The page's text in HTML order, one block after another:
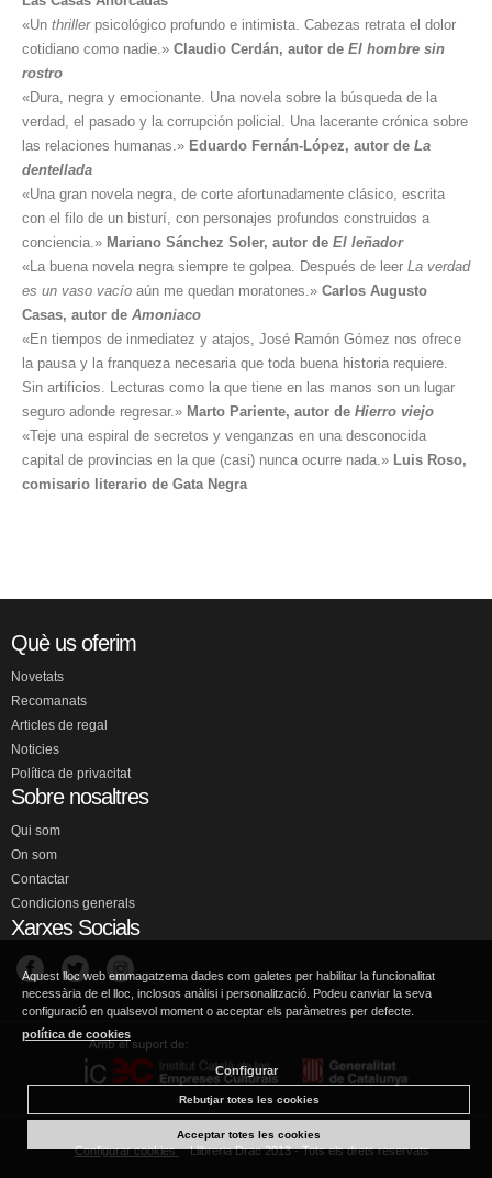
«Un thriller psicológico profundo e intimista. Cabezas retrata el dolor
cotidiano como nadie.» Claudio Cerdán, autor de El hombre sin
rostro
«Dura, negra y emocionante. Una novela sobre la búsqueda de la
verdad, el pasado y la corrupción policial. Una lacerante crónica sobre
las relaciones humanas.» Eduardo Fernán-López, autor de La
dentellada
«Una gran novela negra, de corte afortunadamente clásico, escrita
con el filo de un bisturí, con personajes profundos construidos a
conciencia.» Mariano Sánchez Soler, autor de El leñador
«La buena novela negra siempre te golpea. Después de leer La verdad
es un vaso vacío aún me quedan moratones.» Carlos Augusto
Casas, autor de Amoniaco
«En tiempos de inmediatez y atajos, José Ramón Gómez nos ofrece
la pausa y la franqueza necesaria que toda buena historia requiere.
Sin artificios. Lecturas como la que tiene en las manos son un lugar
seguro adonde regresar.» Marto Pariente, autor de Hierro viejo
«Teje una espiral de secretos y venganzas en una desconocida
capital de provincias en la que (casi) nunca ocurre nada.» Luis Roso,
comisario literario de Gata Negra
Què us oferim
Novetats
Recomanats
Articles de regal
Noticies
Política de privacitat
Sobre nosaltres
Qui som
On som
Contactar
Condicions generals
Xarxes Socials
Configurar cookies Llibreria Drac 2013 - Tots els drets reservats
Aquest lloc web emmagatzema dades com galetes per habilitar la funcionalitat
necessària de el lloc, inclosos anàlisi i personalització. Podeu canviar la seva
configuració en qualsevol moment o acceptar els paràmetres per defecte.
política de cookies
Configurar
Rebutjar totes les cookies
Acceptar totes les cookies